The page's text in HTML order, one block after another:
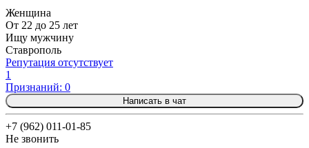
Женщина
От 22 до 25 лет
Ищу мужчину
Ставрополь
Репутация отсутствует
1
Признаний: 0
Написать в чат
+7 (962) 011-01-85
Не звонить